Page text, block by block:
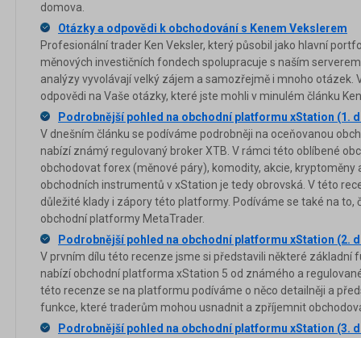
domova.
Otázky a odpovědi k obchodování s Kenem Vekslerem
Profesionální trader Ken Veksler, který působil jako hlavní
měnových investičních fondech spolupracuje s naším
analýzy vyvolávají velký zájem a samozřejmě i mnoho otázek.
odpovědi na Vaše otázky, které jste mohli v minulém článku
Podrobnější pohled na obchodní platformu xStation (1.
V dnešním článku se podíváme podrobněji na oceňovanou
nabízí známý regulovaný broker XTB. V rámci této oblíbené
obchodovat forex (měnové páry), komodity, akcie, kryptoměny
obchodních instrumentů v xStation je tedy obrovská. V této
důležité klady i zápory této platformy. Podíváme se také na to,
obchodní platformy MetaTrader.
Podrobnější pohled na obchodní platformu xStation (2.
V prvním dílu této recenze jsme si představili některé základní
nabízí obchodní platforma xStation 5 od známého a
této recenze se na platformu podíváme o něco detailněji a
funkce, které traderům mohou usnadnit a zpříjemnit
Podrobnější pohled na obchodní platformu xStation (3.